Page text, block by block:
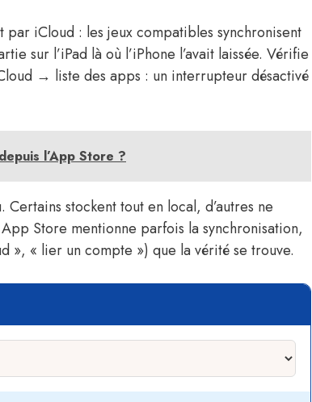
par iCloud : les jeux compatibles synchronisent
sur l’iPad là où l’iPhone l’avait laissée. Vérifie
→ liste des apps : un interrupteur désactivé
l’App Store ?
stockent tout en local, d’autres ne
Store mentionne parfois la synchronisation,
», « lier un compte ») que la vérité se trouve.